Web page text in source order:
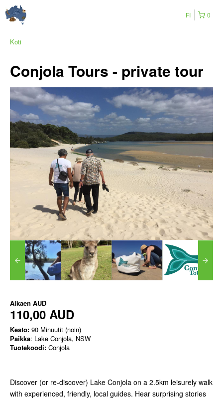
0
FI
Koti
Conjola Tours - private tour
Alkaen AUD
110,00 AUD
Kesto: 90 Minuutit (noin)
Paikka: Lake Conjola, NSW
Tuotekoodi: Conjola
Discover (or re-discover) Lake Conjola on a 2.5km leisurely walk
with experienced, friendly, local guides. Hear surprising stories